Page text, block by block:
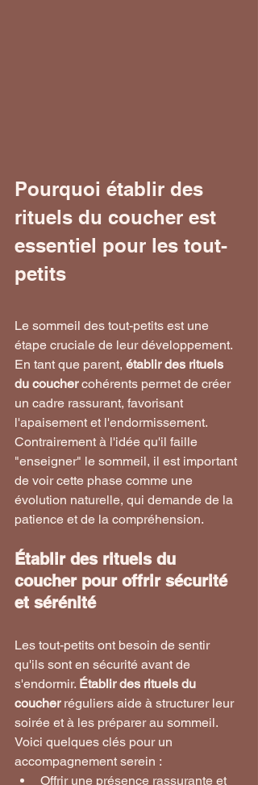
Pourquoi établir des
rituels du coucher est
essentiel pour les tout-
petits
Le sommeil des tout-petits est une
étape cruciale de leur développement.
En tant que parent, établir des rituels
du coucher cohérents permet de créer
un cadre rassurant, favorisant
l'apaisement et l'endormissement.
Contrairement à l'idée qu'il faille
"enseigner" le sommeil, il est important
de voir cette phase comme une
évolution naturelle, qui demande de la
patience et de la compréhension.
Établir des rituels du
coucher pour offrir sécurité
et sérénité
Les tout-petits ont besoin de sentir
qu'ils sont en sécurité avant de
s'endormir. Établir des rituels du
coucher réguliers aide à structurer leur
soirée et à les préparer au sommeil.
Voici quelques clés pour un
accompagnement serein :
Offrir une présence rassurante et